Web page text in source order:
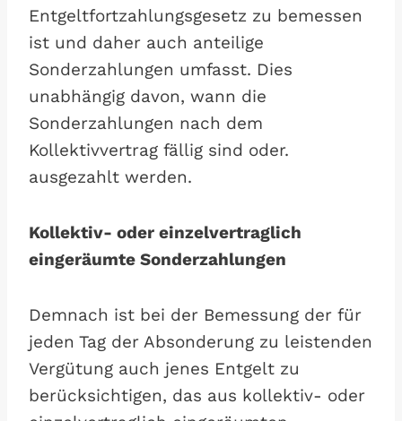
Entgeltfortzahlungsgesetz zu bemessen
ist und daher auch anteilige
Sonderzahlungen umfasst. Dies
unabhängig davon, wann die
Sonderzahlungen nach dem
Kollektivvertrag fällig sind oder.
ausgezahlt werden.
Kollektiv- oder einzelvertraglich
eingeräumte Sonderzahlungen
Demnach ist bei der Bemessung der für
jeden Tag der Absonderung zu leistenden
Vergütung auch jenes Entgelt zu
berücksichtigen, das aus kollektiv- oder